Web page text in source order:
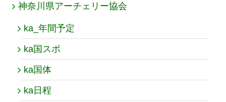
神奈川県アーチェリー協会
ka_年間予定
ka国スポ
ka国体
ka日程